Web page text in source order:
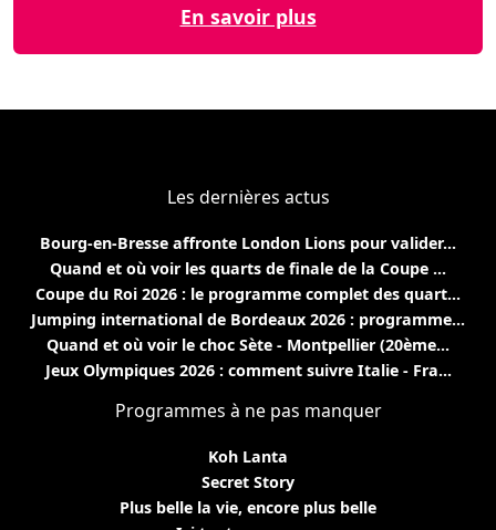
En savoir plus
Les dernières actus
Bourg-en-Bresse affronte London Lions pour valider...
Quand et où voir les quarts de finale de la Coupe ...
Coupe du Roi 2026 : le programme complet des quart...
Jumping international de Bordeaux 2026 : programme...
Quand et où voir le choc Sète - Montpellier (20ème...
Jeux Olympiques 2026 : comment suivre Italie - Fra...
Programmes à ne pas manquer
Koh Lanta
Secret Story
Plus belle la vie, encore plus belle